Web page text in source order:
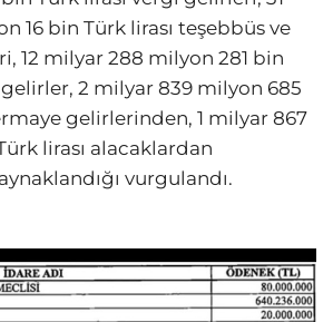
16 bin Türk lirası teşebbüs ve
12 milyar 288 milyon 281 bin
2 milyar 839 milyon 685
gelirlerinden, 1 milyar 867
lirası alacaklardan
vurgulandı.